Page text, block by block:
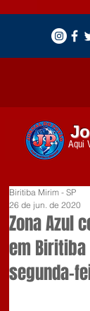
Aqui
Zona Azul
em
segunda-
Biritiba Mirim - SP
26 de jun. de 2020